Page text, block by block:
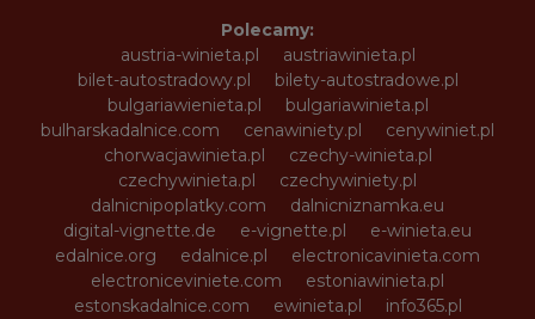
Polecamy:
austria-winieta.pl
austriawinieta.pl
bilet-autostradowy.pl
bilety-autostradowe.pl
bulgariawienieta.pl
bulgariawinieta.pl
bulharskadalnice.com
cenawiniety.pl
cenywiniet.pl
chorwacjawinieta.pl
czechy-winieta.pl
czechywinieta.pl
czechywiniety.pl
dalnicnipoplatky.com
dalnicniznamka.eu
digital-vignette.de
e-vignette.pl
e-winieta.eu
edalnice.org
edalnice.pl
electronicavinieta.com
electroniceviniete.com
estoniawinieta.pl
estonskadalnice.com
ewinieta.pl
info365.pl